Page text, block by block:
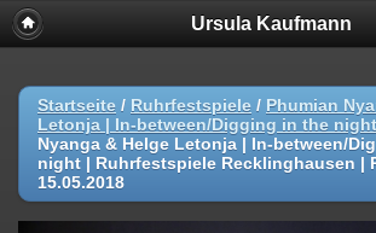
Ursula Kaufmann
Startseite / Ruhrfestspiele / Phumian
Letonja | In-between/Digging in the night
Nyanga & Helge Letonja | In-between/
night | Ruhrfestspiele Recklinghausen |
15.05.2018